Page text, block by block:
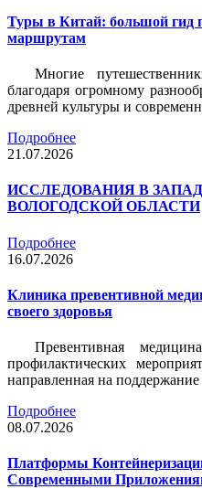
Туры в Китай: большой гид
маршрутам
Многие
благодаря огромному
древней культуры и
Подробнее
21.07.2026
ИССЛЕДОВАНИЯ В
ВОЛОГОДСКОЙ ОБЛАСТИ
Подробнее
16.07.2026
Клиника превентивной
своего здоровья
Превентивная
профилактических
направленная на
Подробнее
08.07.2026
Платформы
Современными